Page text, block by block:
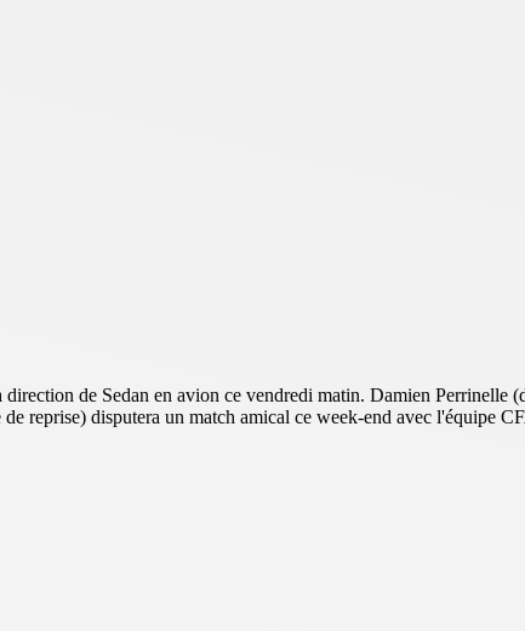
de Sedan en avion ce vendredi matin. Damien Perrinelle
reprise) disputera un match amical ce week-end avec l'équipe